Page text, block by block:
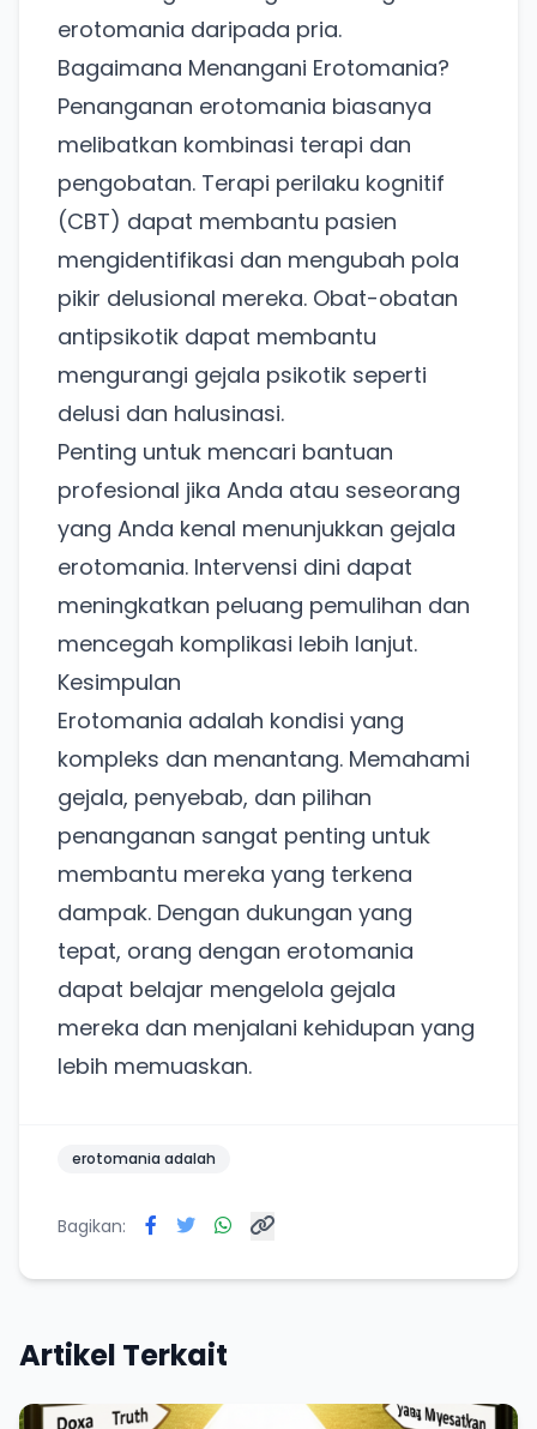
erotomania daripada pria.
Bagaimana Menangani Erotomania?
Penanganan erotomania biasanya
melibatkan kombinasi terapi dan
pengobatan. Terapi perilaku kognitif
(CBT) dapat membantu pasien
mengidentifikasi dan mengubah pola
pikir delusional mereka. Obat-obatan
antipsikotik dapat membantu
mengurangi gejala psikotik seperti
delusi dan halusinasi.
Penting untuk mencari bantuan
profesional jika Anda atau seseorang
yang Anda kenal menunjukkan gejala
erotomania. Intervensi dini dapat
meningkatkan peluang pemulihan dan
mencegah komplikasi lebih lanjut.
Kesimpulan
Erotomania adalah kondisi yang
kompleks dan menantang. Memahami
gejala, penyebab, dan pilihan
penanganan sangat penting untuk
membantu mereka yang terkena
dampak. Dengan dukungan yang
tepat, orang dengan erotomania
dapat belajar mengelola gejala
mereka dan menjalani kehidupan yang
lebih memuaskan.
erotomania adalah
Bagikan:
Artikel Terkait
Ada Website Baru!
Khusus untuk kamu yang mau coba
Punya website SMM baru nih! Coba BulkFame
untuk pengalaman lebih baik.
Tanpa daftar ulang, gratis dicoba. Kamu tetap bisa
pakai Zona Sosmed kapan saja.
Coba BulkFame
Lain kali saja